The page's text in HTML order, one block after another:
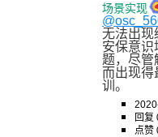
场景实现
无法出现
安保意识
题，尽管
而出现得
训。
回复
点赞